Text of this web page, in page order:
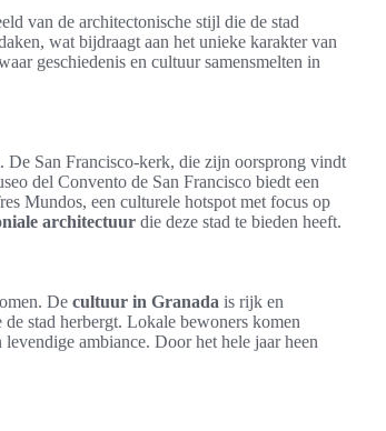
van de architectonische stijl die de stad
wat bijdraagt aan het unieke karakter van
geschiedenis en cultuur samensmelten in
De San Francisco-kerk, die zijn oorsprong vindt
del Convento de San Francisco biedt een
Mundos, een culturele hotspot met focus op
architectuur die deze stad te bieden heeft.
De cultuur in Granada is rijk en
stad herbergt. Lokale bewoners komen
ambiance. Door het hele jaar heen